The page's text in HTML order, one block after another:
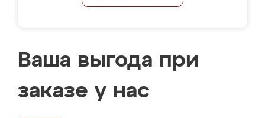
Ваша выгода при
заказе у нас